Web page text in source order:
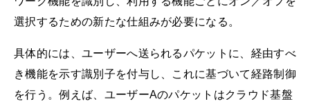
選択するための新たな仕組みが必要になる。
具体的には、ユーザーへ送られるパケットに、経由すべ
き機能を示す識別子を付与し、これに基づいて経路制御
を行う。例えば、ユーザーAのパケットはクラウド基盤